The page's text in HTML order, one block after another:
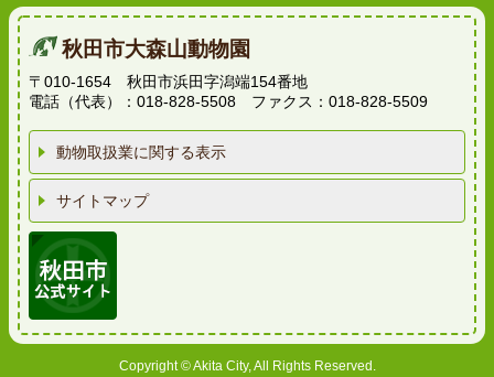
秋田市大森山動物園
〒010-1654 秋田市浜田字潟端154番地
電話（代表）：018-828-5508 ファクス：018-828-5509
動物取扱業に関する表示
サイトマップ
Copyright © Akita City, All Rights Reserved.